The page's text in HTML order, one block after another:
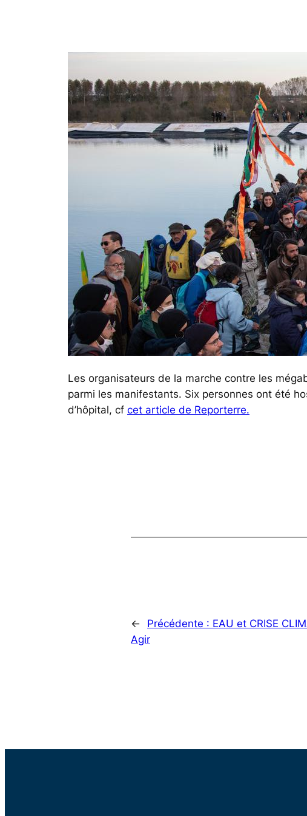
Les organisateurs de la marche contre les
parmi les manifestants. Six personnes ont été
d’hôpital, cf cet article de Reporterre.
← Précédente : EAU et CRISE
Agir